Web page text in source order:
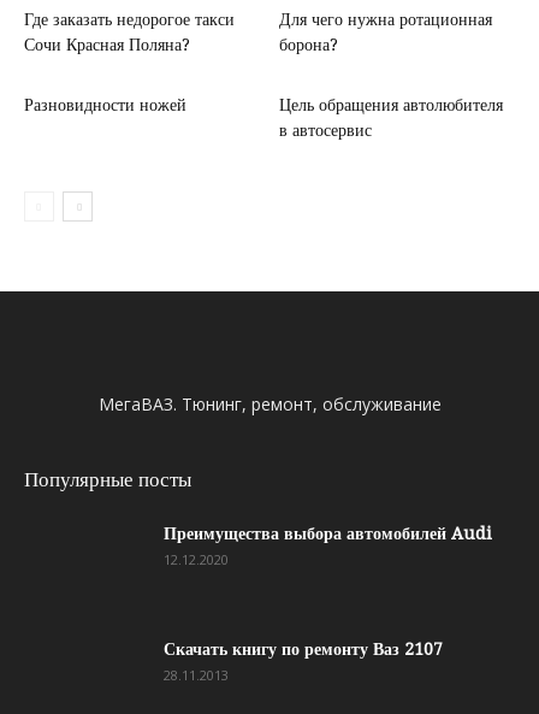
Где заказать недорогое такси
Сочи Красная Поляна?
Для чего нужна ротационная
борона?
Разновидности ножей
Цель обращения автолюбителя
в автосервис
МегаВАЗ. Тюнинг, ремонт, обслуживание
Популярные посты
Преимущества выбора автомобилей Audi
12.12.2020
Скачать книгу по ремонту Ваз 2107
28.11.2013